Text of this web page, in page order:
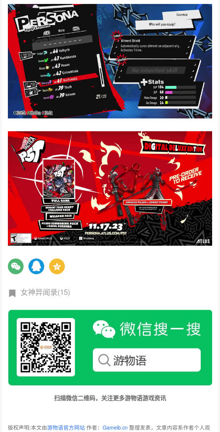
女神异闻录(15)
扫描微信二维码，关注更多游物语游戏资讯
版权声明:本文由游物语官方网站 作者：Gameib.cn 整理发表，文章内容系作者个人观